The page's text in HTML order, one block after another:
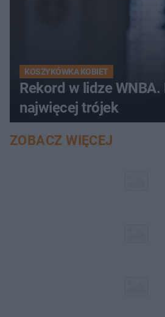
KOSZYKÓWKA KOBIET
Rekord w lidze WNBA.
najwięcej trójek
ZOBACZ WIĘCEJ